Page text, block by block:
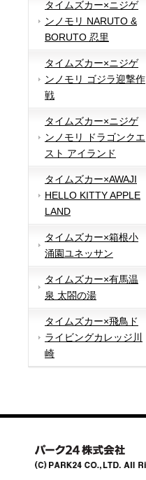
タイムズカー×ニジゲ
ンノモリ NARUTO &
BORUTO 忍里
タイムズカー×ニジゲ
ンノモリ ゴジラ迎撃作
戦
タイムズカー×ニジゲ
ンノモリ ドラゴンクエ
スト アイランド
タイムズカー×AWAJI
HELLO KITTY APPLE
LAND
タイムズカー×箱根小
涌園ユネッサン
タイムズカー×有馬温
泉 太閤の湯
タイムズカー×飛鳥ド
ライビングカレッジ川
崎